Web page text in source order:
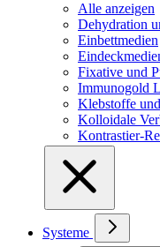
Alle anzeigen
Dehydration
Einbettmedien
Fixative und
Immunogold
Klebstoffe
Kolloidale
Kontrastier-
Systeme